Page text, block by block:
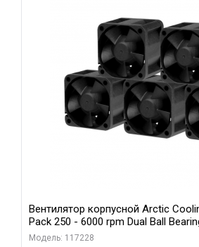
Вентилятор корпусной Arctic
Pack 250 - 6000 rpm Dual Ball Bearing 4-Pin
Connector (ACFAN00273A)
Модель: 117228